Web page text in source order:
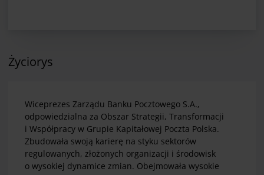
Życiorys
Wiceprezes Zarządu Banku Pocztowego S.A.,
odpowiedzialna za Obszar Strategii, Transformacji
i Współpracy w Grupie Kapitałowej Poczta Polska.
Zbudowała swoją karierę na styku sektorów
regulowanych, złożonych organizacji i środowisk
o wysokiej dynamice zmian. Obejmowała wysokie